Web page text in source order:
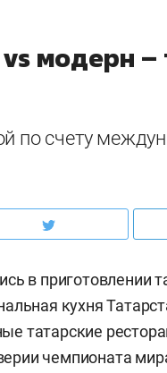
модерн –
по счету
в приготовлении
кухня
татарские
чемпионата